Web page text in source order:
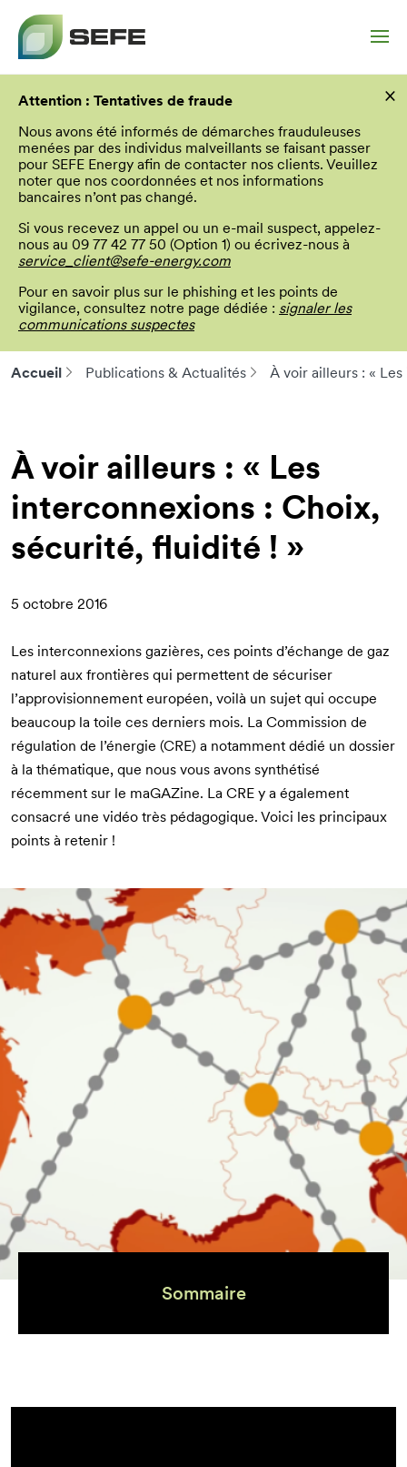
principal
Attention : Tentatives de fraude
Nous avons été informés de démarches frauduleuses
menées par des individus malveillants se faisant passer
pour SEFE Energy afin de contacter nos clients. Veuillez
noter que nos coordonnées et nos informations
bancaires n’ont pas changé.
Si vous recevez un appel ou un e-mail suspect, appelez-
nous au 09 77 42 77 50 (Option 1) ou écrivez-nous à
service_client@sefe-energy.com
Pour en savoir plus sur le phishing et les points de
vigilance, consultez notre page dédiée : signaler les
communications suspectes
×
Accueil Publications & Actualités À voir ailleurs : «
À voir ailleurs : « Les
interconnexions : Choix,
sécurité, fluidité ! »
5 octobre 2016
Les interconnexions gazières, ces points d’échange de gaz
naturel aux frontières qui permettent de sécuriser
l’approvisionnement européen, voilà un sujet qui occupe
beaucoup la toile ces derniers mois. La Commission de
régulation de l’énergie (CRE) a notamment dédié un dossier
à la thématique, que nous vous avons synthétisé
récemment sur le maGAZine. La CRE y a également
consacré une vidéo très pédagogique. Voici les principaux
points à retenir !
Sommaire